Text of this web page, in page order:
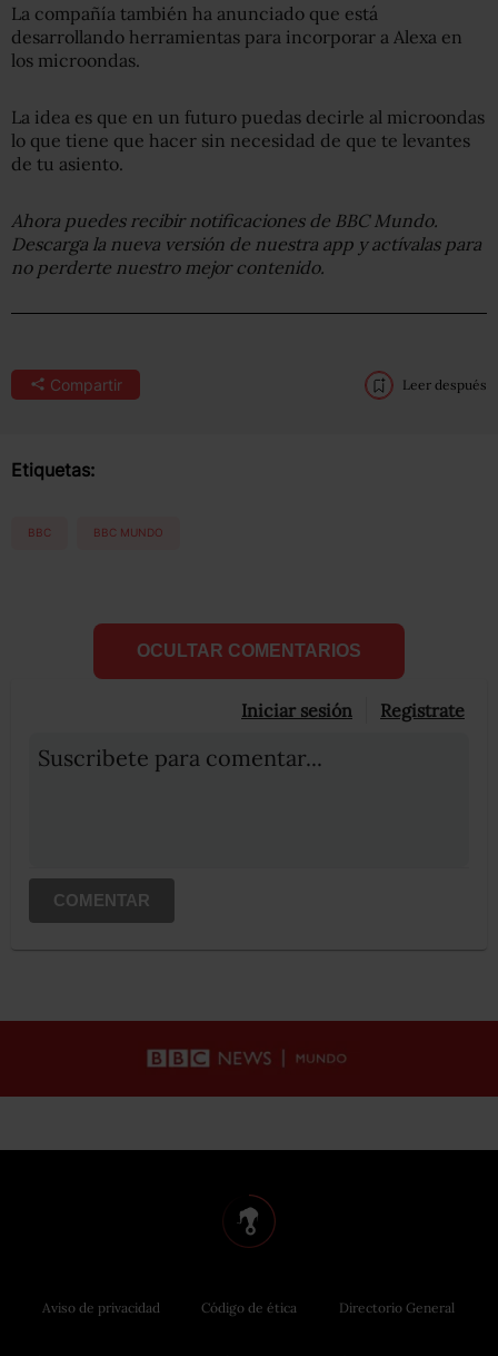
La compañía también ha anunciado que está
desarrollando herramientas para incorporar a Alexa en
los microondas.
La idea es que en un futuro puedas decirle al microondas
lo que tiene que hacer sin necesidad de que te levantes
de tu asiento.
Ahora puedes recibir notificaciones de BBC Mundo.
Descarga la nueva versión de nuestra app y actívalas para
no perderte nuestro mejor contenido.
Compartir Leer después
Etiquetas:
BBC BBC MUNDO
OCULTAR COMENTARIOS
Iniciar sesión Registrate
Suscribete para comentar...
COMENTAR
Aviso de privacidad Código de ética Directorio General